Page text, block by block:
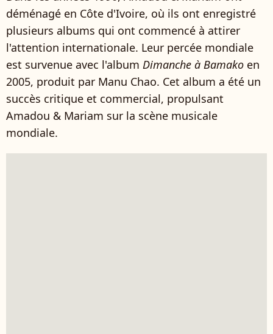
déménagé en Côte d'Ivoire, où ils ont enregistré
plusieurs albums qui ont commencé à attirer
l'attention internationale. Leur percée mondiale
est survenue avec l'album Dimanche à Bamako en
2005, produit par Manu Chao. Cet album a été un
succès critique et commercial, propulsant
Amadou & Mariam sur la scène musicale
mondiale.